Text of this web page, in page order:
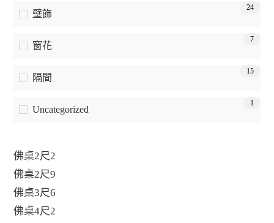
璧飾
24
窗花
7
隔間
15
Uncategorized
1
佛桌2尺2
佛桌2尺9
佛桌3尺6
佛桌4尺2